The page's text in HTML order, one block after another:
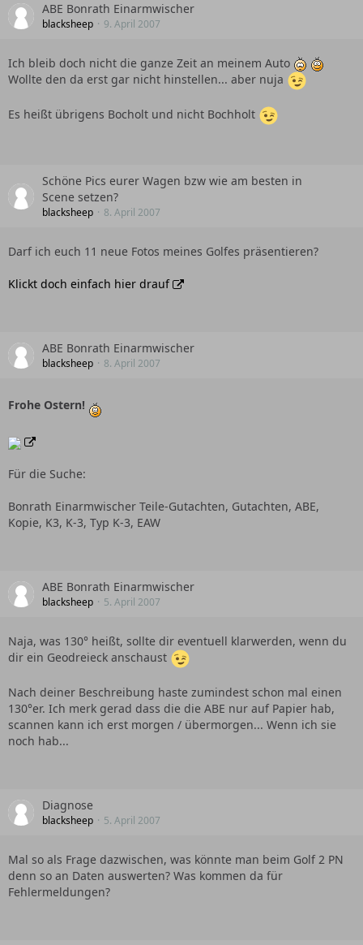
ABE Bonrath Einarmwischer
blacksheep 9. April 2007
Ich bleib doch nicht die ganze Zeit an meinem Auto
Wollte den da erst gar nicht hinstellen... aber nuja
Es heißt übrigens Bocholt und nicht Bochholt
Schöne Pics eurer Wagen bzw wie am besten in
Scene setzen?
blacksheep 8. April 2007
Darf ich euch 11 neue Fotos meines Golfes präsentieren?
Klickt doch einfach hier drauf
ABE Bonrath Einarmwischer
blacksheep 8. April 2007
Frohe Ostern!
Für die Suche:
Bonrath Einarmwischer Teile-Gutachten, Gutachten, ABE,
Kopie, K3, K-3, Typ K-3, EAW
ABE Bonrath Einarmwischer
blacksheep 5. April 2007
Naja, was 130° heißt, sollte dir eventuell klarwerden, wenn du
dir ein Geodreieck anschaust
Nach deiner Beschreibung haste zumindest schon mal einen
130°er. Ich merk gerad dass die die ABE nur auf Papier hab,
scannen kann ich erst morgen / übermorgen... Wenn ich sie
noch hab...
Diagnose
blacksheep 5. April 2007
Mal so als Frage dazwischen, was könnte man beim Golf 2 PN
denn so an Daten auswerten? Was kommen da für
Fehlermeldungen?